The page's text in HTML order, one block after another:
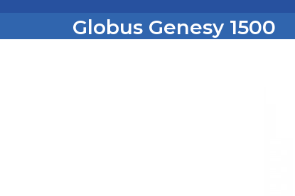
Globus Genesy 1500